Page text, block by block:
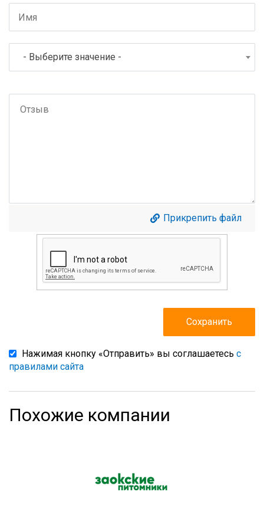
- Выберите значение -
Прикрепить файл
Нажимая кнопку «Отправить» вы соглашаетесь с
правилами сайта
Похожие компании